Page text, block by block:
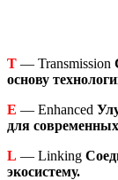
T — Transmission
основу
E — Enhanced
для
L — Linking
экосистему.